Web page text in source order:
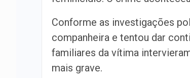
Conforme as investigações
companheira e tentou dar
familiares da vítima
mais grave.